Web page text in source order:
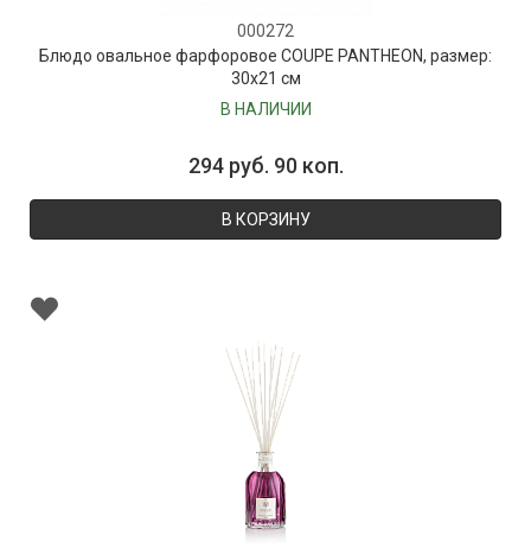
000272
Блюдо овальное фарфоровое COUPE PANTHEON, размер:
30х21 см
В НАЛИЧИИ
294 руб. 90 коп.
В КОРЗИНУ